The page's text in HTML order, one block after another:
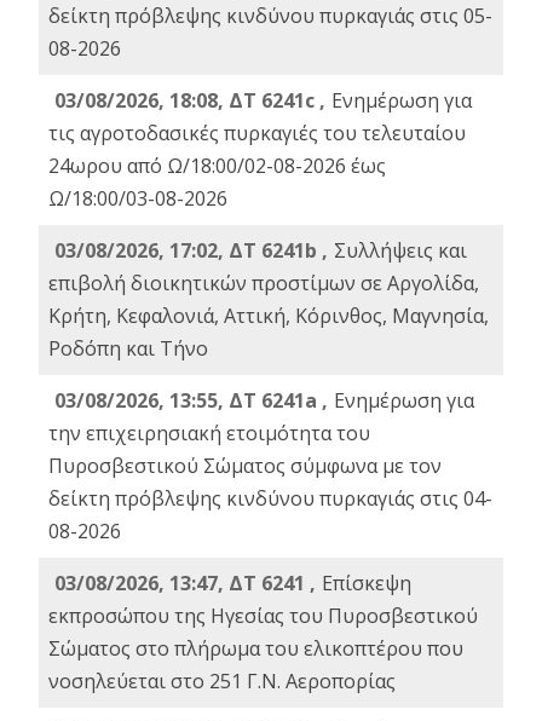
δείκτη πρόβλεψης κινδύνου πυρκαγιάς στις 05-
08-2026
03/08/2026, 18:08, ΔΤ 6241c , Ενημέρωση για
τις αγροτοδασικές πυρκαγιές του τελευταίου
24ωρου από Ω/18:00/02-08-2026 έως
Ω/18:00/03-08-2026
03/08/2026, 17:02, ΔΤ 6241b , Συλλήψεις και
επιβολή διοικητικών προστίμων σε Αργολίδα,
Κρήτη, Κεφαλονιά, Αττική, Κόρινθος, Μαγνησία,
Ροδόπη και Τήνο
03/08/2026, 13:55, ΔΤ 6241a , Ενημέρωση για
την επιχειρησιακή ετοιμότητα του
Πυροσβεστικού Σώματος σύμφωνα με τον
δείκτη πρόβλεψης κινδύνου πυρκαγιάς στις 04-
08-2026
03/08/2026, 13:47, ΔΤ 6241 , Επίσκεψη
εκπροσώπου της Ηγεσίας του Πυροσβεστικού
Σώματος στο πλήρωμα του ελικοπτέρου που
νοσηλεύεται στο 251 Γ.Ν. Αεροπορίας